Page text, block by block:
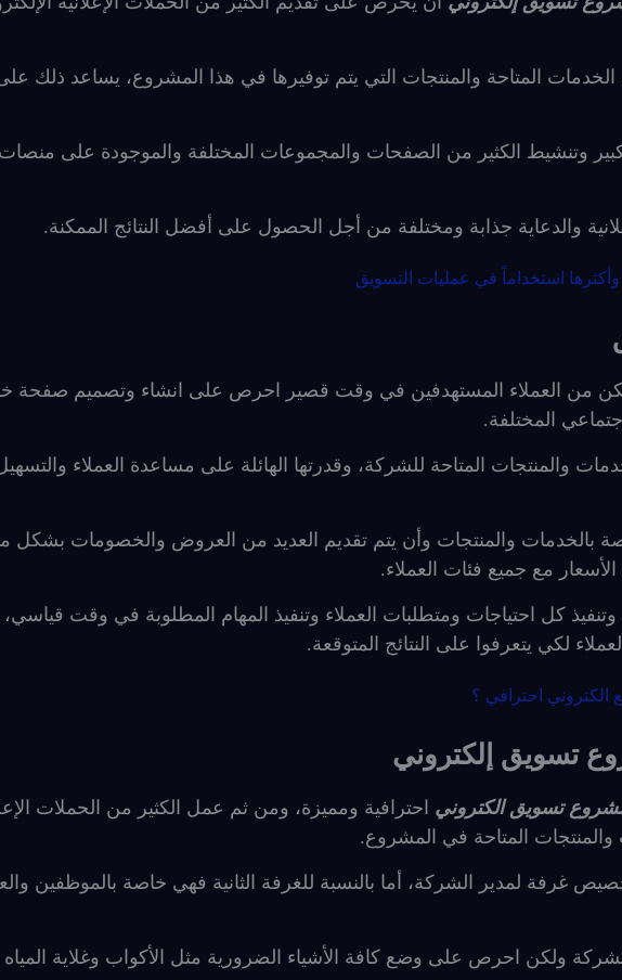
المتاحة والمنتجات التي يتم توفيرها في هذا المشروع، يساعد ذلك
وتنشيط الكثير من الصفحات والمجموعات المختلفة والموجودة على
والدعاية جذابة ومختلفة من أجل الحصول على أفضل النتائج الممكنة.
استخداماً في عمليات التسويق
من العملاء المستهدفين في وقت قصير احرص على انشاء وتصميم صفحة
المختلفة.
والمنتجات المتاحة للشركة، وقدرتها الهائلة على مساعدة العملاء والتسهيل
بالخدمات والمنتجات وأن يتم تقديم العديد من العروض والخصومات بشكل
مع جميع فئات العملاء.
كل احتياجات ومتطلبات العملاء وتنفيذ المهام المطلوبة في وقت
لكي يتعرفوا على النتائج المتوقعة.
احترافي ؟
تسويق إلكتروني
تسويق الكتروني احترافية ومميزة، ومن ثم عمل الكثير من الحملات
والمنتجات المتاحة في المشروع.
غرفة لمدير الشركة، أما بالنسبة للغرفة الثانية فهي خاصة بالموظفين
ولكن احرص على وضع كافة الأشياء الضرورية مثل الأكواب وغلاية